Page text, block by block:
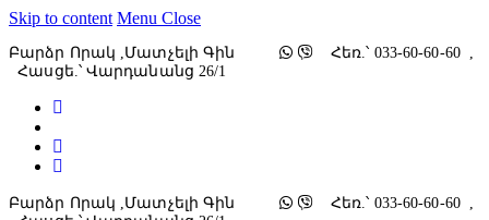
Skip to content Menu Close
Բարձր Որակ ,մատչելի Գին
Հեռ.՝ 033-60-60-60 ,
Հասցե.՝ Վարդանանց 26/1
Բարձր Որակ ,մատչելի Գին
Հեռ.՝ 033-60-60-60 ,